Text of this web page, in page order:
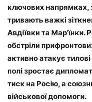
ключових напрямках,
тривають важкі
Авдіївки та Мар’їнки.
обстріли
активно атакує
полі зростає
тиск на Росію, а
військової допомоги.